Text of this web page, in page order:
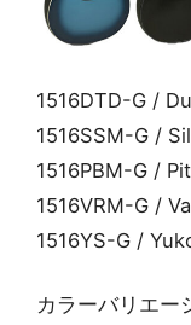
1516DTD-G /
1516SSM-G /
1516PBM-G /
1516VRM-G /
1516YS-G /
カラーバリエー